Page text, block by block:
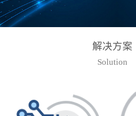
解决方案
Solution